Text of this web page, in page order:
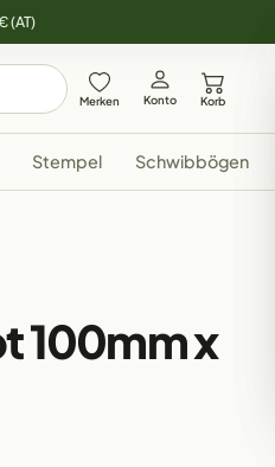
(AT)
Merken Konto Korb
Stempel Schwibbögen
100mm x